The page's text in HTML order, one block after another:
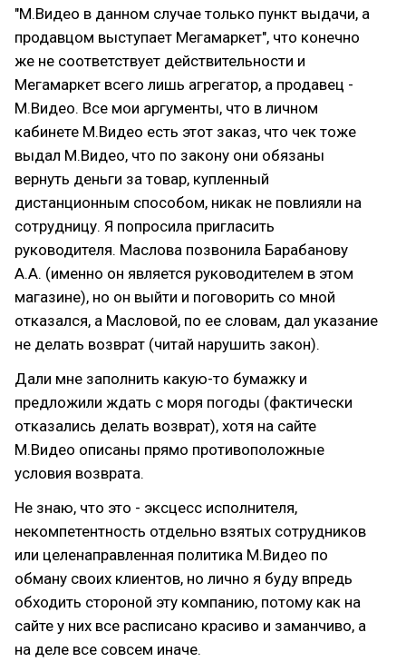
"М.Видео в данном случае только пункт выдачи, а
продавцом выступает Мегамаркет", что конечно
же не соответствует действительности и
Мегамаркет всего лишь агрегатор, а продавец -
М.Видео. Все мои аргументы, что в личном
кабинете М.Видео есть этот заказ, что чек тоже
выдал М.Видео, что по закону они обязаны
вернуть деньги за товар, купленный
дистанционным способом, никак не повлияли на
сотрудницу. Я попросила пригласить
руководителя. Маслова позвонила Барабанову
А.А. (именно он является руководителем в этом
магазине), но он выйти и поговорить со мной
отказался, а Масловой, по ее словам, дал указание
не делать возврат (читай нарушить закон).
Дали мне заполнить какую-то бумажку и
предложили ждать с моря погоды (фактически
отказались делать возврат), хотя на сайте
М.Видео описаны прямо противоположные
условия возврата.
Не знаю, что это - эксцесс исполнителя,
некомпетентность отдельно взятых сотрудников
или целенаправленная политика М.Видео по
обману своих клиентов, но лично я буду впредь
обходить стороной эту компанию, потому как на
сайте у них все расписано красиво и заманчиво, а
на деле все совсем иначе.